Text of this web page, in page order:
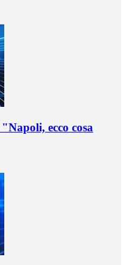
ecco cosa